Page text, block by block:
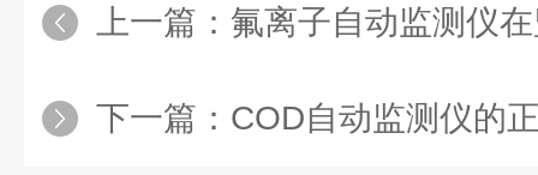
上一篇： 氟离子自动监测仪在监测
下一篇： COD自动监测仪的